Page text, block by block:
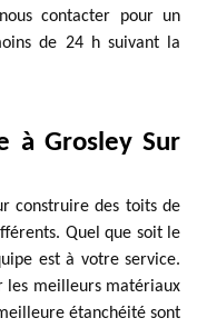
contacter pour un
de 24 h suivant la
à Grosley Sur
construire des toits de
Quel que soit le
est à votre service.
les meilleurs matériaux
étanchéité sont